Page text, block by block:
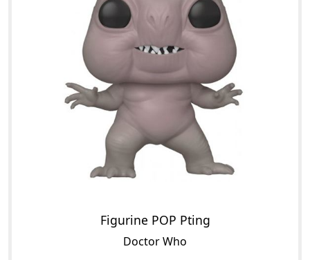
Figurine POP Pting
Doctor Who